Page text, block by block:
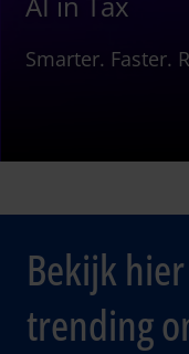
Smarter. Faster.
Bekijk
trending